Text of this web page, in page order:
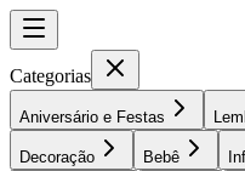
Categorias
Aniversário e Festas
Decoração Bebê